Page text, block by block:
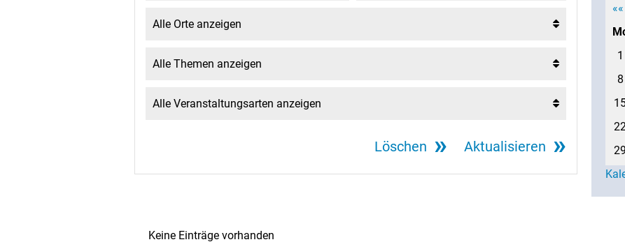
Löschen Aktualisieren
««
1
8
22
29
Keine Einträge vorhanden